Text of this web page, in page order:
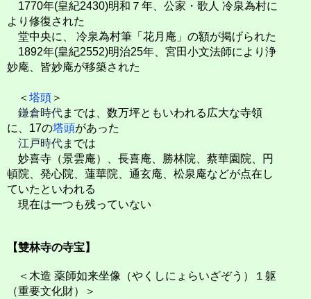
1770年(皇紀2430)明和７年、公家・歌人 冷泉為村に
より修復された
堂中央に、 冷泉為村筆「花月庵」の額が掲げられた
1892年(皇紀2552)明治25年、宮田小文法師により浄
妙庵、皆妙庵が移築された
＜ 塔頭 ＞
鎌倉時代までは、数万坪ともいわれる広大な寺領
に、17の塔頭があった
江戸時代までは
妙喜寺（景雲庵）、長喜庵、勝林院、蔡華園院、円
頓院、発心院、蓮華院、通玄庵、松泉庵などが点在し
ていたといわれる
現在は一つも残っていない
【雙林寺の寺宝】
＜木造 薬師如来坐像（やくしにょらいざぞう）１躯
（重要文化財）＞